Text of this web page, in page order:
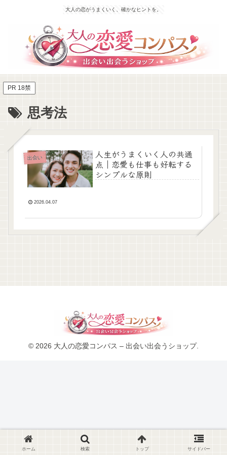
大人の恋がうまくいく、確かなヒントを。
PR 18禁
思考法
出会い
人生がうまくいく人の共通
点｜恋愛も仕事も好転する
シンプルな原則
2026.04.07
© 2026 大人の恋愛コンパス – 出会い出会うショップ.
ホーム 検索 トップ サイドバー